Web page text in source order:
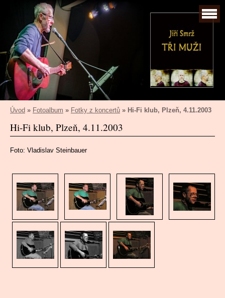
Úvod » Fotoalbum » Fotky z koncertů » Hi-Fi klub, Plzeň, 4.11.2003
Hi-Fi klub, Plzeň, 4.11.2003
Foto: Vladislav Steinbauer